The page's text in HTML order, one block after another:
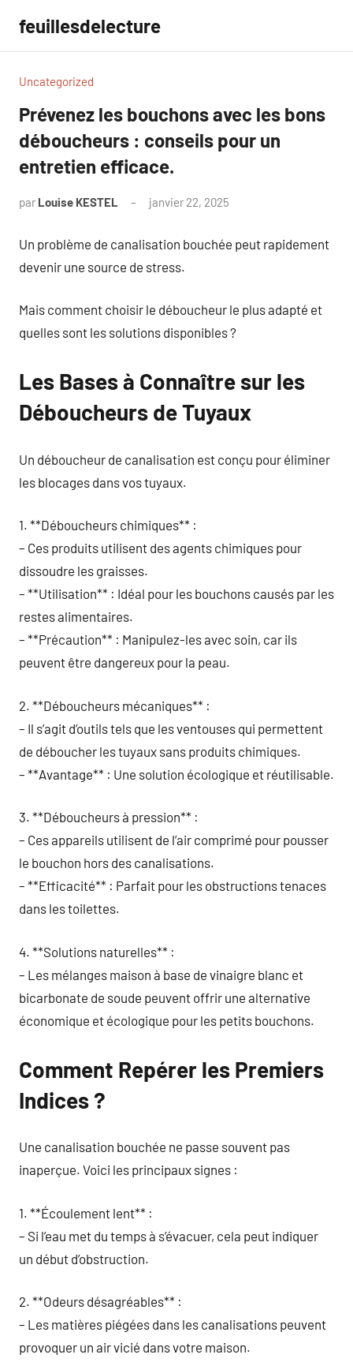
contenu
feuillesdelecture
Uncategorized
Prévenez les bouchons avec les bons
déboucheurs : conseils pour un
entretien efficace.
par Louise KESTEL janvier 22, 2025
Un problème de canalisation bouchée peut rapidement
devenir une source de stress.
Mais comment choisir le déboucheur le plus adapté et
quelles sont les solutions disponibles ?
Les Bases à Connaître sur les
Déboucheurs de Tuyaux
Un déboucheur de canalisation est conçu pour éliminer
les blocages dans vos tuyaux.
1. **Déboucheurs chimiques** :
– Ces produits utilisent des agents chimiques pour
dissoudre les graisses.
– **Utilisation** : Idéal pour les bouchons causés par les
restes alimentaires.
– **Précaution** : Manipulez-les avec soin, car ils
peuvent être dangereux pour la peau.
2. **Déboucheurs mécaniques** :
– Il s’agit d’outils tels que les ventouses qui permettent
de déboucher les tuyaux sans produits chimiques.
– **Avantage** : Une solution écologique et réutilisable.
3. **Déboucheurs à pression** :
– Ces appareils utilisent de l’air comprimé pour pousser
le bouchon hors des canalisations.
– **Efficacité** : Parfait pour les obstructions tenaces
dans les toilettes.
4. **Solutions naturelles** :
– Les mélanges maison à base de vinaigre blanc et
bicarbonate de soude peuvent offrir une alternative
économique et écologique pour les petits bouchons.
Comment Repérer les Premiers
Indices ?
Une canalisation bouchée ne passe souvent pas
inaperçue. Voici les principaux signes :
1. **Écoulement lent** :
– Si l’eau met du temps à s’évacuer, cela peut indiquer
un début d’obstruction.
2. **Odeurs désagréables** :
– Les matières piégées dans les canalisations peuvent
provoquer un air vicié dans votre maison.